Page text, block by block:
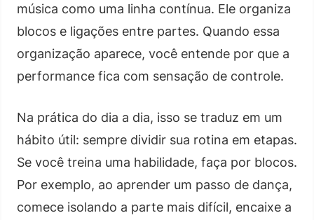
música como uma linha contínua. Ele organiza
blocos e ligações entre partes. Quando essa
organização aparece, você entende por que a
performance fica com sensação de controle.
Na prática do dia a dia, isso se traduz em um
hábito útil: sempre dividir sua rotina em etapas.
Se você treina uma habilidade, faça por blocos.
Por exemplo, ao aprender um passo de dança,
comece isolando a parte mais difícil, encaixe a